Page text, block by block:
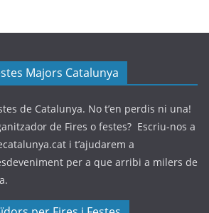
Majors Catalunya
de Catalunya. No t’en perdis ni una!
de Fires o festes? Escriu-nos a
i t’ajudarem a
per a que arribi a milers de